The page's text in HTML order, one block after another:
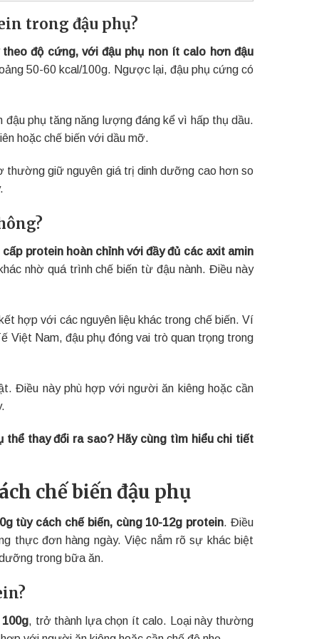
trong đậu phụ?
độ cứng, với đậu phụ non ít calo hơn đậu
50-60 kcal/100g. Ngược lại, đậu phụ cứng có
đậu phụ tăng năng lượng đáng kể vì hấp thụ dầu.
hoặc chế biến với dầu mỡ.
thường giữ nguyên giá trị dinh dưỡng cao hơn so
protein hoàn chỉnh với đầy đủ các axit amin
nhờ quá trình chế biến từ đậu nành. Điều này
hợp với các nguyên liệu khác trong chế biến. Ví
Việt Nam, đậu phụ đóng vai trò quan trọng trong
Điều này phù hợp với người ăn kiêng hoặc cần
thay đổi ra sao? Hãy cùng tìm hiểu chi tiết
chế biến đậu phụ
tùy cách chế biến, cùng 10-12g protein. Điều
thực đơn hàng ngày. Việc nắm rõ sự khác biệt
trong bữa ăn.
, trở thành lựa chọn ít calo. Loại này thường